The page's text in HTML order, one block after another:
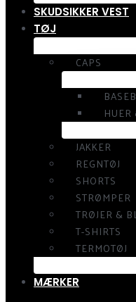
SKUDSIKKER VEST
TØJ
CAPS
JAKKER
REGNTØJ
SHORTS
STRØMPER
TRØJER &
T-SHIRTS
TERMOTØJ
MÆRKER